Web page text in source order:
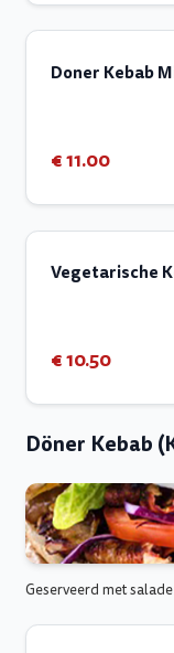
Doner Kebab
€ 11.00
Vegetarische
€ 10.50
Döner Kebab
Geserveerd met